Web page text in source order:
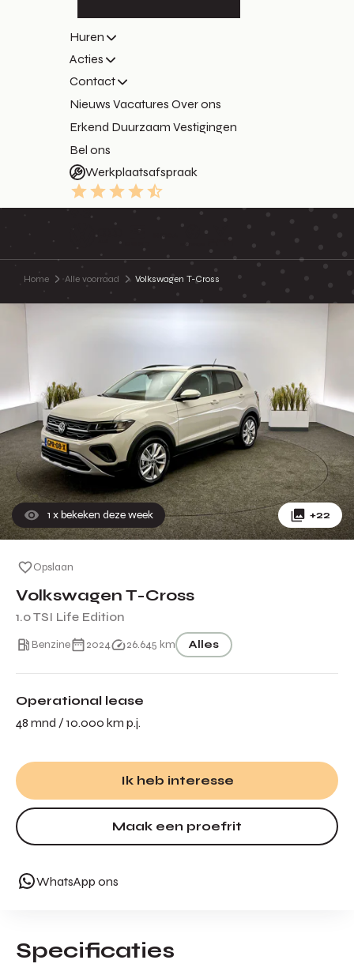
Huren
Acties
Contact
Nieuws Vacatures Over ons
Erkend Duurzaam Vestigingen
Bel ons
Werkplaatsafspraak
9.3
Home Alle voorraad Volkswagen T-Cross
1 x bekeken deze week +22
Opslaan
Volkswagen T-Cross
1.0 TSI Life Edition
Benzine 2024 26.645 km Alles
Operational lease
48 mnd / 10.000 km p.j.
Ik heb interesse
Maak een proefrit
WhatsApp ons
Specificaties